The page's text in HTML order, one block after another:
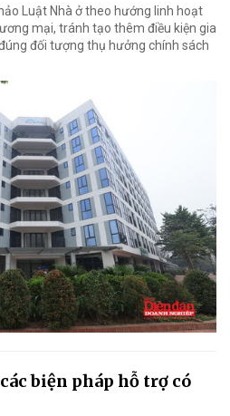
Luật Nhà ở theo hướng linh hoạt
mại, tránh tạo thêm điều kiện gia
đối tượng thụ hưởng chính sách
biện pháp hỗ trợ có